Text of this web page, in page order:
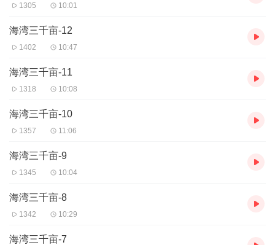
1305 10:01
海湾三千亩-12
1402 10:47
海湾三千亩-11
1318 10:08
海湾三千亩-10
1357 11:06
海湾三千亩-9
1345 10:04
海湾三千亩-8
1342 10:29
海湾三千亩-7